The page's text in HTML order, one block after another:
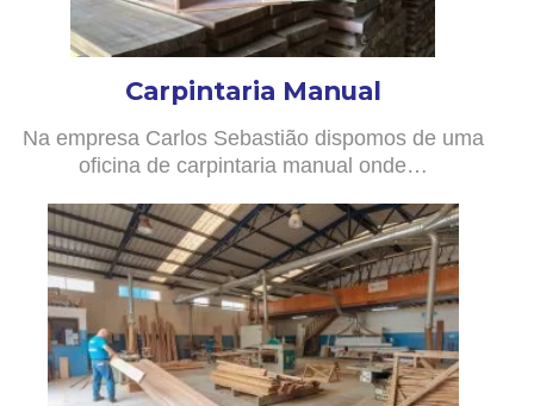
Carpintaria Manual
Na empresa Carlos Sebastião dispomos de uma
oficina de carpintaria manual onde…